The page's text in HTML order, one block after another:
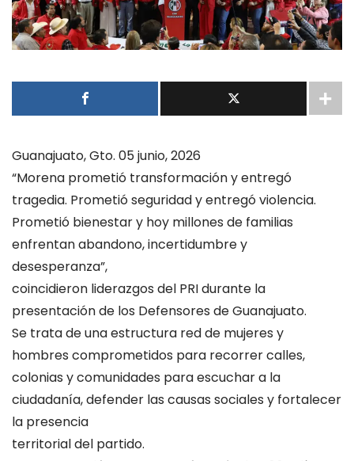
Guanajuato, Gto. 05 junio, 2026
“Morena prometió transformación y entregó
tragedia. Prometió seguridad y entregó violencia.
Prometió bienestar y hoy millones de familias
enfrentan abandono, incertidumbre y
desesperanza”,
coincidieron liderazgos del PRI durante la
presentación de los Defensores de Guanajuato.
Se trata de una estructura red de mujeres y
hombres comprometidos para recorrer calles,
colonias y comunidades para escuchar a la
ciudadanía, defender las causas sociales y fortalecer
la presencia
territorial del partido.